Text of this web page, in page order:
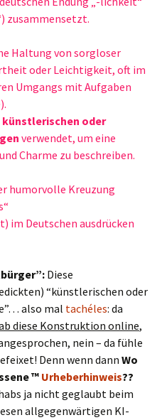
zusammensetzt.
Haltung von sorgloser
oder Leichtigkeit, oft im
Umgangs mit Aufgaben
künstlerischen oder
verwendet, um eine
Charme zu beschreiben.
humorvolle Kreuzung
im Deutschen ausdrücken
Diese
“künstlerischen oder
also mal tachéles: da
diese Konstruktion online,
nein – da fühle
Denn wenn dann Wo
™ Urheberhinweis??
ja nicht geglaubt beim
allgegenwärtigen KI-